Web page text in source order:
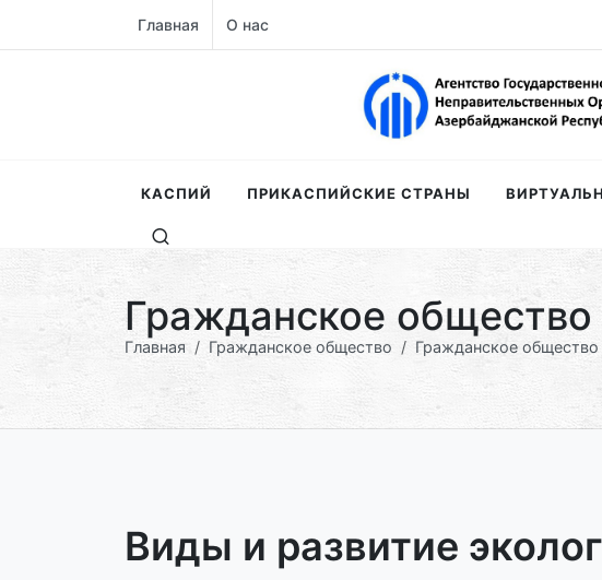
Главная О нас
КАСПИЙ ПРИКАСПИЙСКИЕ СТРАНЫ
Гражданское общество
Главная Гражданское общество Гражданское общество
Виды и развитие